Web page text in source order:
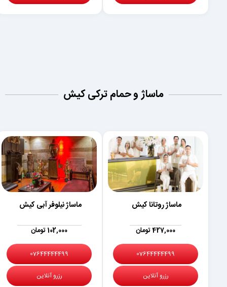
ماساژ و حمام ترکی کیش
ماساژ روتانا کیش
427,000 تومان
07644444499
رزرو آنلاین
ماساژ نیلوفر آبی کیش
102,000 تومان
07644444499
رزرو آنلاین